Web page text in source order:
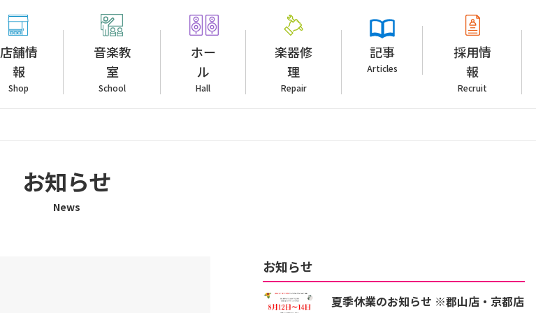
店舗情
報
Shop
音楽教
室
School
ホー
ル
Hall
楽器修
理
Repair
記事
Articles
採用情
報
Recruit
お知らせ
News
お知らせ
夏季休業のお知らせ ※郡山店・京都店